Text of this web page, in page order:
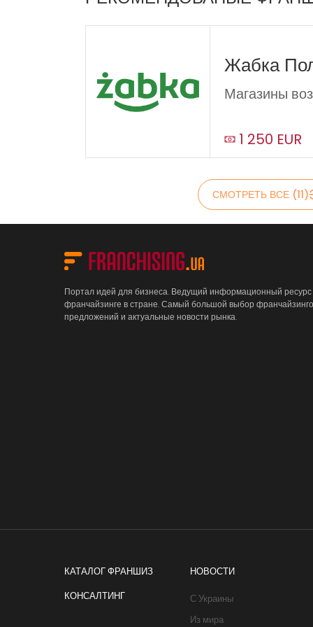
Жабка
Магазины
1 250 EUR
СМОТРЕТЬ ВСЕ (11)
Портал идей для бизнеса. Ведущий информационный ресурс
франчайзинге в стране. Самый большой выбор
предложений и актуальные новости рынка.
КАТАЛОГ ФРАНШИЗ
КОНСАЛТИНГ
НОВОСТИ
С Украины
Из мира